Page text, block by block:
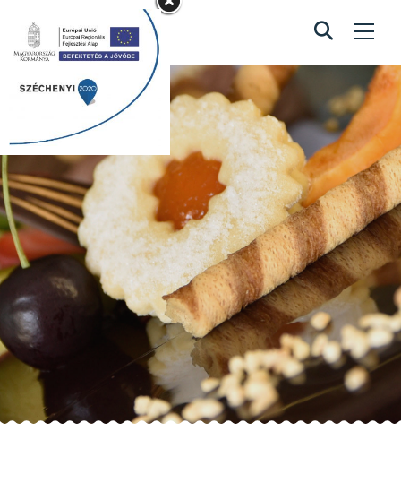
Közepes méretű
kirsch torta
Home / Közepes méretű kirsch torta